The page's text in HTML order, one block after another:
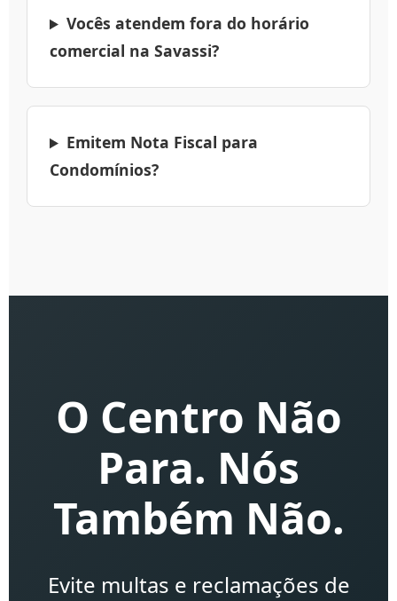
Vocês atendem fora do horário
comercial na Savassi?
Emitem Nota Fiscal para
Condomínios?
O Centro Não
Para. Nós
Também Não.
Evite multas e reclamações de